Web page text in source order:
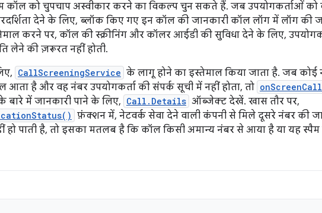
कॉल को चुपचाप अस्वीकार करने का विकल्प चुन सकते हैं. जब उपयोगकर्ताओं
देने के लिए, ब्लॉक किए गए इन कॉल की जानकारी कॉल लॉग में लॉग की
करने पर, कॉल की स्क्रीनिंग और कॉलर आईडी की सुविधा देने के लिए,
लेने की ज़रूरत नहीं होती.
CallScreeningService के लागू होने का इस्तेमाल किया जाता है. जब कोई
है और वह नंबर उपयोगकर्ता की संपर्क सूची में नहीं होता, तो
में जानकारी पाने के लिए, Call.Details ऑब्जेक्ट देखें. खास तौर पर,
फ़ंक्शन में, नेटवर्क सेवा देने वाली कंपनी से मिले दूसरे नंबर की
हो पाती है, तो इसका मतलब है कि कॉल किसी अमान्य नंबर से आया है या यह